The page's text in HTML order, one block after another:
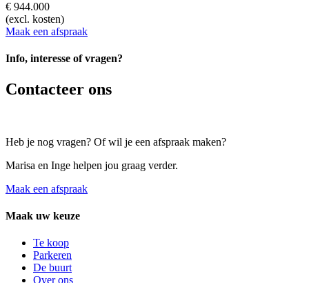
€ 944.000
(excl. kosten)
Maak een afspraak
Info, interesse of vragen?
Contacteer ons
Heb je nog vragen? Of wil je een afspraak maken?
Marisa en Inge helpen jou graag verder.
Maak een afspraak
Maak uw keuze
Te koop
Parkeren
De buurt
Over ons